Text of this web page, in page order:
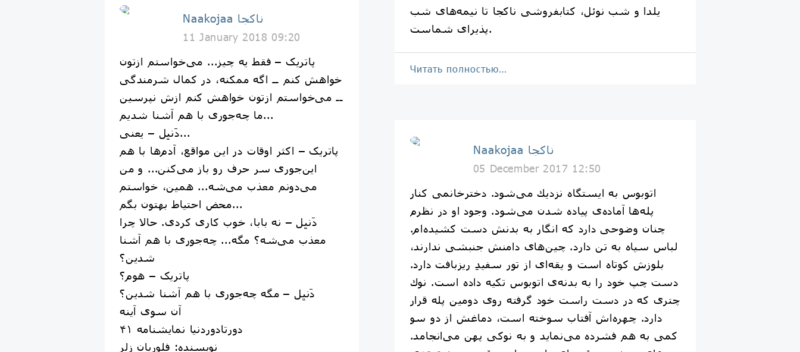
Naakojaa ناکجا
11 January 2018 09:20
پاتریک – فقط یه چیز... می‌خواستم ازتون
خواهش کنم ــ اگه ممکنه، در کمال شرمندگی
ــ می‌خواستم ازتون خواهش کنم ازش نپرسین
ما چه‌جوری با هم آشنا شدیم...
دَنیِل – یعنی...
پاتریک – اکثر اوقات در این مواقع، آدم‌ها با هم
این‌جوری سر حرف رو باز می‌کنن... و من
می‌دونم معذب می‌شه... همین، خواستم
محض احتیاط بهتون بگم...
دَنیِل – نه بابا، خوب کاری کردی. حالا چرا
معذب می‌شه؟ مگه... چه‌جوری با هم آشنا
شدین؟
پاتریک – هوم؟
دَنیِل – مگه چه‌جوری با هم آشنا شدین؟
‎آن سوى آينه
دورتادوردنیا نمایشنامه ۴۱
‎نویسنده: فلوریان زلر
یلدا و شب نوئل، کتابفروشی ناکجا تا نیمه‌های شب
پذیرای شماست.
Читать полностью…
Naakojaa ناکجا
05 December 2017 12:50
اتوبوس به ايستگاه نزديك مى‌شود. دخترخانمى كنار
پله‌ها آماده‌ى پياده شدن مى‌شود. وجود او در نظرم
چنان وضوحى دارد كه انگار به بدنش دست كشيده‌ام.
لباس سياه به تن دارد. چين‌هاى دامنش جنبشى ندارند،
بلوزش كوتاه است و يقه‌اى از تور سفيدِ ريزبافت دارد.
دست چپ خود را به بدنه‌ى اتوبوس تكيه داده است. نوك
چترى كه در دست راست خود گرفته روى دومين پله قرار
دارد. چهره‌اش آفتاب سوخته است، دماغش از دو سو
كمى به هم فشرده مى‌نمايد و به نوكى پهن مى‌انجامد.